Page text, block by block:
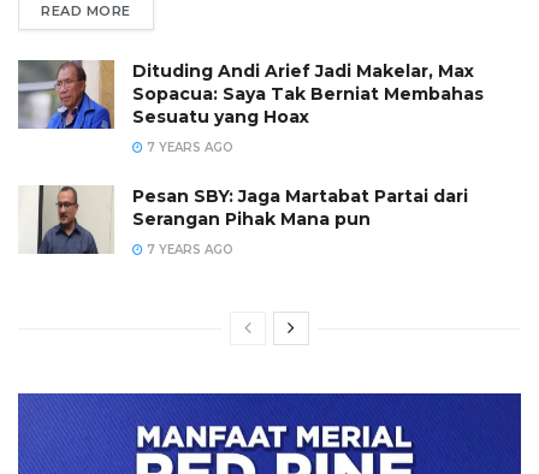
READ MORE
Dituding Andi Arief Jadi Makelar, Max
Sopacua: Saya Tak Berniat Membahas
Sesuatu yang Hoax
7 YEARS AGO
Pesan SBY: Jaga Martabat Partai dari
Serangan Pihak Mana pun
7 YEARS AGO